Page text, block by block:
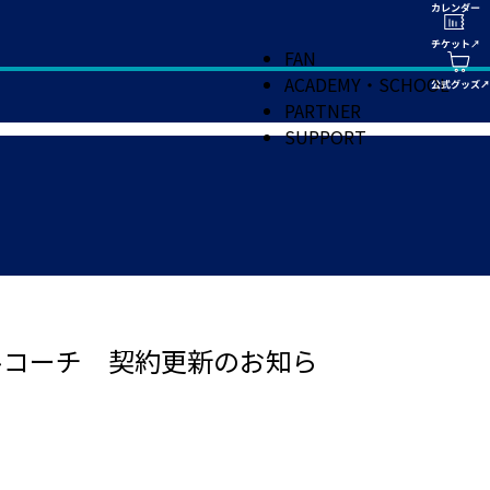
FAN
ACADEMY・SCHOOL
PARTNER
SUPPORT
ーチ 契約更新のお知ら